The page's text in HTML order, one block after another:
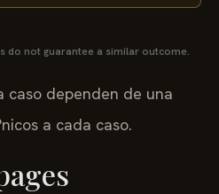
do not guarantee a similar outcome.
caso dependen de una
a cada caso.